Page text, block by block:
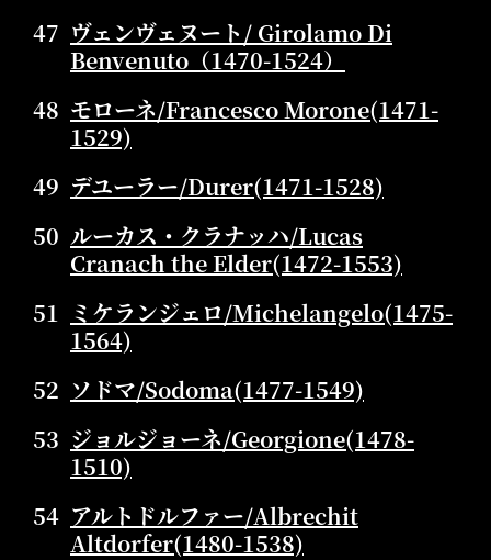
47 ヴェンヴェヌート/ Girolamo Di
Benvenuto（1470-1524）
48 モローネ/Francesco Morone(1471-
1529)
49 デユーラー/Durer(1471-1528)
50 ルーカス・クラナッハ/Lucas
Cranach the Elder(1472-1553)
51 ミケランジェロ/Michelangelo(1475-
1564)
52 ソドマ/Sodoma(1477-1549)
53 ジョルジョーネ/Georgione(1478-
1510)
54 アルトドルファー/Albrechit
Altdorfer(1480-1538)